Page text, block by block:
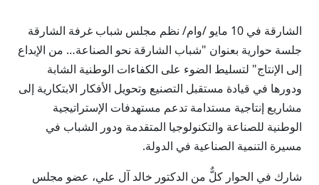
الشارقة في 10 مايو /وام/ نظم مجلس شباب غرفة الشارقة
جلسة حوارية بعنوان "شباب الشارقة نحو الصناعة… من الإبداع
إلى الإنتاج" لتسليط الضوء على الكفاءات الوطنية الشابة
ودورها في قيادة مستقبل التصنيع وتحويل الأفكار الابتكارية إلى
مشاريع إنتاجية مستدامة تدعم مستهدفات الإستراتيجية
الوطنية للصناعة والتكنولوجيا المتقدمة ودور الشباب في
مسيرة التنمية الصناعية في الدولة.
شارك في الحوار كلٌّ من الدكتور خالد آل علي، عضو مجلس